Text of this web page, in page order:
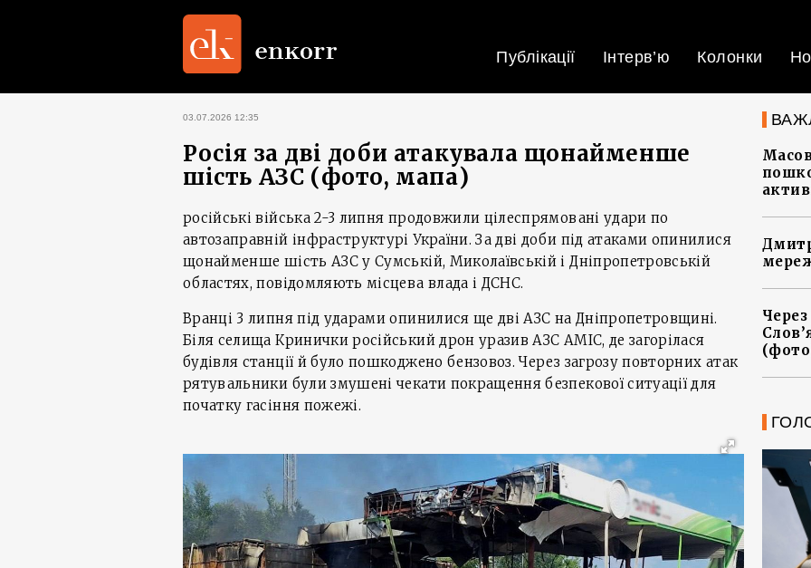
Публікації Інтерв’ю Колонки
03.07.2026 12:35
Росія за дві доби атакувала щонайменше
шість АЗС (фото, мапа)
російські війська 2-3 липня продовжили цілеспрямовані удари по
автозаправній інфраструктурі України. За дві доби під атаками опинилися
щонайменше шість АЗС у Сумській, Миколаївській і Дніпропетровській
областях, повідомляють місцева влада і ДСНС.
Вранці 3 липня під ударами опинилися ще дві АЗС на Дніпропетровщині.
Біля селища Кринички російський дрон уразив АЗС AMIC, де загорілася
будівля станції й було пошкоджено бензовоз. Через загрозу повторних атак
рятувальники були змушені чекати покращення безпекової ситуації для
початку гасіння пожежі.
Через